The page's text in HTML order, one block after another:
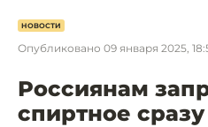
НОВОСТИ
Опубликовано 09 января 2025,
Россиянам
спиртное